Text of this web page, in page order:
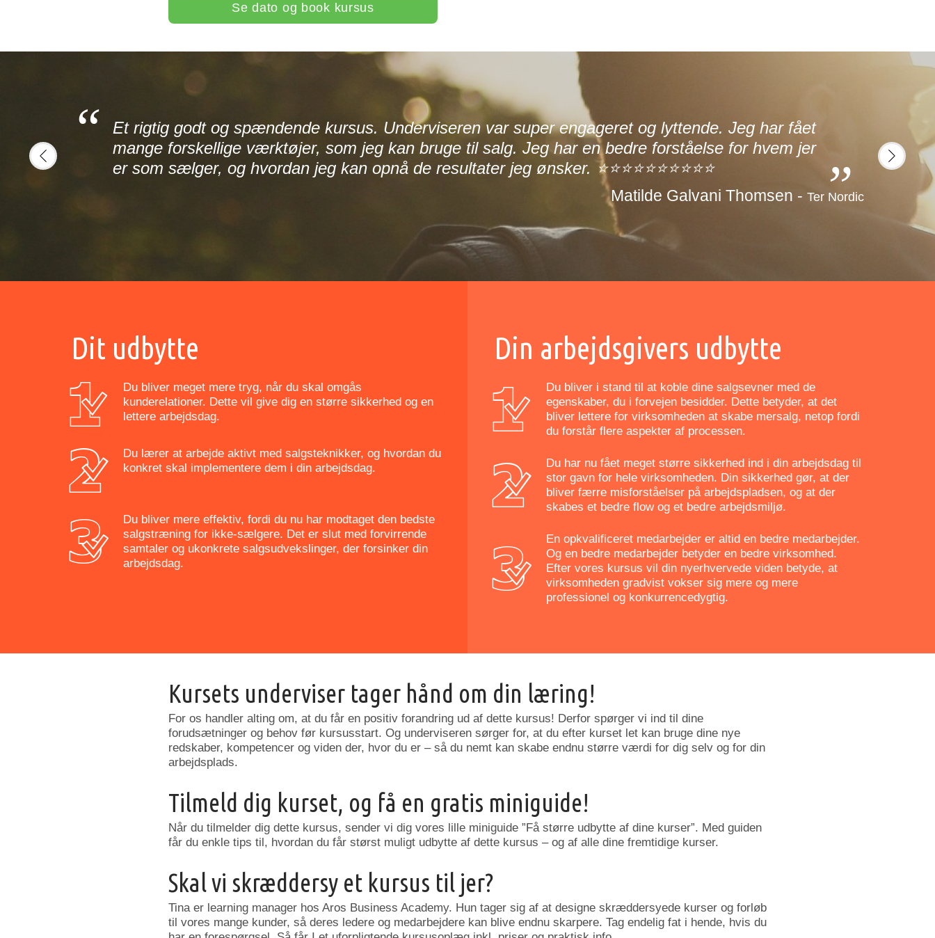
Se dato og book kursus
Et rigtig godt og spændende kursus. Underviseren var super engageret og lyttende. Jeg har fået
mange forskellige værktøjer, som jeg kan bruge til salg. Jeg har en bedre forståelse for hvem jer
er som sælger, og hvordan jeg kan opnå de resultater jeg ønsker. ⭐⭐⭐⭐⭐⭐⭐⭐⭐⭐
Matilde Galvani Thomsen - Ter Nordic
prev next
Dit udbytte
Du bliver meget mere tryg, når du skal omgås
kunderelationer. Dette vil give dig en større sikkerhed og en
lettere arbejdsdag.
Du lærer at arbejde aktivt med salgsteknikker, og hvordan du
konkret skal implementere dem i din arbejdsdag.
Du bliver mere effektiv, fordi du nu har modtaget den bedste
salgstræning for ikke-sælgere. Det er slut med forvirrende
samtaler og ukonkrete salgsudvekslinger, der forsinker din
arbejdsdag.
Din arbejdsgivers udbytte
Du bliver i stand til at koble dine salgsevner med de
egenskaber, du i forvejen besidder. Dette betyder, at det
bliver lettere for virksomheden at skabe mersalg, netop fordi
du forstår flere aspekter af processen.
Du har nu fået meget større sikkerhed ind i din arbejdsdag til
stor gavn for hele virksomheden. Din sikkerhed gør, at der
bliver færre misforståelser på arbejdspladsen, og at der
skabes et bedre flow og et bedre arbejdsmiljø.
En opkvalificeret medarbejder er altid en bedre medarbejder.
Og en bedre medarbejder betyder en bedre virksomhed.
Efter vores kursus vil din nyerhvervede viden betyde, at
virksomheden gradvist vokser sig mere og mere
professionel og konkurrencedygtig.
Kursets underviser tager hånd om din læring!
For os handler alting om, at du får en positiv forandring ud af dette kursus! Derfor spørger vi ind til dine
forudsætninger og behov før kursusstart. Og underviseren sørger for, at du efter kurset let kan bruge dine nye
redskaber, kompetencer og viden der, hvor du er – så du nemt kan skabe endnu større værdi for dig selv og for din
arbejdsplads.
Tilmeld dig kurset, og få en gratis miniguide!
Når du tilmelder dig dette kursus, sender vi dig vores lille miniguide ”Få større udbytte af dine kurser”. Med guiden
får du enkle tips til, hvordan du får størst muligt udbytte af dette kursus – og af alle dine fremtidige kurser.
Skal vi skræddersy et kursus til jer?
Tina er learning manager hos Aros Business Academy. Hun tager sig af at designe skræddersyede kurser og forløb
til vores mange kunder, så deres ledere og medarbejdere kan blive endnu skarpere. Tag endelig fat i hende, hvis du